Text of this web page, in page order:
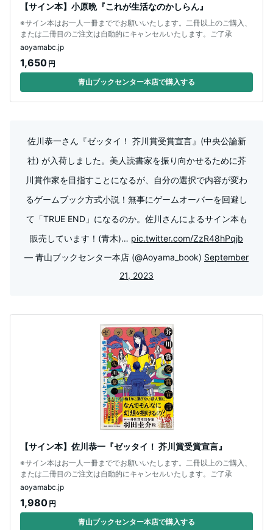
【サイン本】小原晩『これが生活なのかしらん』
※サイン本はお一人一冊まででお願いいたします。二冊以上のご購入、
または二冊目のご注文は自動的にキャンセルいたします。ご了承
aoyamabc.jp
1,650 円
青山ブックセンター本店で購入する
佐川恭一さん『ゼッタイ！ 芥川賞受賞宣言』(中央公論新
社) が入荷しました。美人読書家を振り向かせるために芥
川賞作家を目指すことになるが、自分の選択で内容が変わ
るゲームブック方式小説！無事にゲームオーバーを回避し
て「TRUE END」になるのか。佐川さんによるサイン本も
販売しています！(青木)… pic.twitter.com/ZzR48hPqjb
— 青山ブックセンター本店 (@Aoyama_book) September
21, 2023
【サイン本】佐川恭一『ゼッタイ！ 芥川賞受賞宣言』
※サイン本はお一人一冊まででお願いいたします。二冊以上のご購入、
または二冊目のご注文は自動的にキャンセルいたします。ご了承
aoyamabc.jp
1,980 円
青山ブックセンター本店で購入する